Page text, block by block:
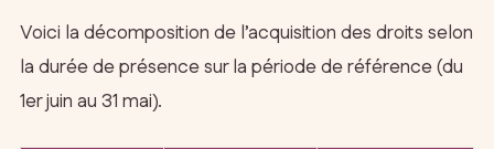
Voici la décomposition de l’acquisition des droits selon
la durée de présence sur la période de référence (du
1er juin au 31 mai).